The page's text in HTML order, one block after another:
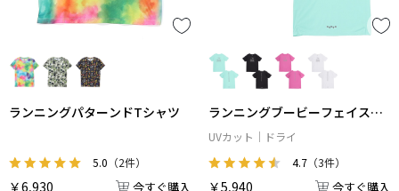
ランニングパターンドTシャツ
5.0 （2件）
￥6,930 今すぐ購入
ランニングブービーフェイスT
シャツ
UVカット
ドライ
4.7 （3件）
￥5,940 今すぐ購入